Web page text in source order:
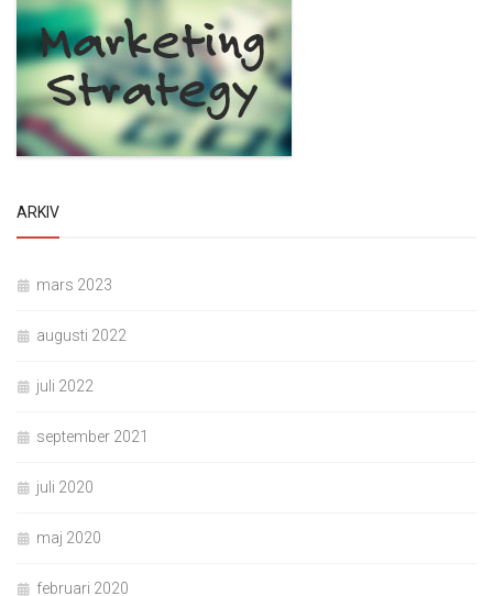
ARKIV
mars 2023
augusti 2022
juli 2022
september 2021
juli 2020
maj 2020
februari 2020